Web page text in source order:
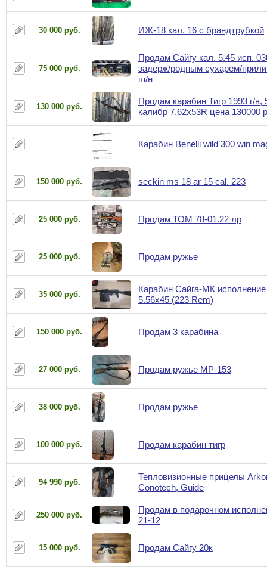
30 000 руб. ИЖ-18 кал. 16 с брандтрубкой
75 000 руб.
Продам Сайгу кал. 5.45 исп.
задерж/родным сухарем/
ш/н
130 000 руб.
Продам карабин Тигр 1993 г/в,
калибр 7.62x53R цена 130000
Карабин Benelli wild 300 win
150 000 руб. seckin ms 18 ar 15 cal. 223
25 000 руб. Продам ТОМ 78-01.22 лр
25 000 руб. Продам ружье
35 000 руб.
Карабин Сайга-МК
5.56x45 (223 Rem)
150 000 руб. Продам 3 карабина
27 000 руб. Продам ружье МР-153
38 000 руб. Продам ружье
100 000 руб. Продам карабин тигр
94 990 руб.
Тепловизионные прицелы
Conotech, Guide
250 000 руб.
Продам в подарочном
21-12
15 000 руб. Продам Сайгу 20к